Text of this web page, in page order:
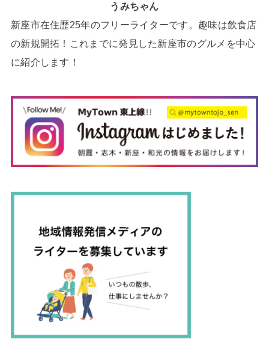
うみちゃん
新座市在住歴25年のフリーライターです。趣味は飲食店
の新規開拓！これまでに発見した新座市のグルメを中心
に紹介します！